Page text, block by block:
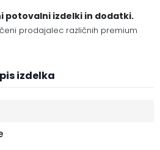
potovalni izdelki in dodatki.
prodajalec različnih premium
izdelka